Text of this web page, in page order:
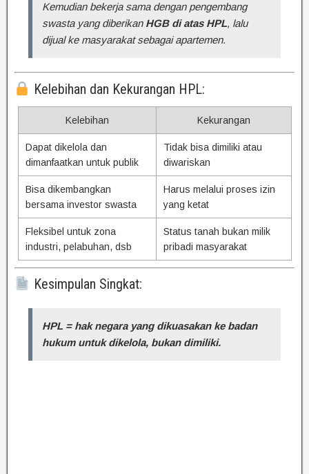
Kemudian bekerja sama dengan pengembang
swasta yang diberikan HGB di atas HPL, lalu
dijual ke masyarakat sebagai apartemen.
Kelebihan dan Kekurangan HPL:
Kelebihan Kekurangan
Dapat dikelola dan
dimanfaatkan untuk publik
Tidak bisa dimiliki atau
diwariskan
Bisa dikembangkan
bersama investor swasta
Harus melalui proses izin
yang ketat
Fleksibel untuk zona
industri, pelabuhan, dsb
Status tanah bukan milik
pribadi masyarakat
Kesimpulan Singkat:
HPL = hak negara yang dikuasakan ke badan
hukum untuk dikelola, bukan dimiliki.